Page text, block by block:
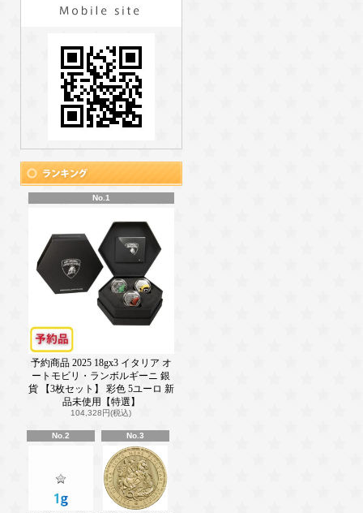
No.1
予約商品 2025 18gx3 イタリア オ
ートモビリ・ランボルギーニ 銀
貨 【3枚セット】 彩色 5ユーロ 新
品未使用【特選】
104,328円(税込)
No.2 No.3